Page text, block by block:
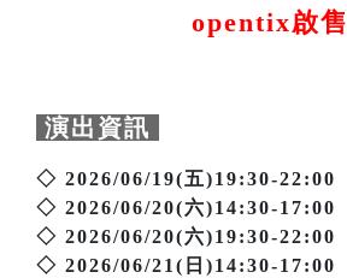
opentix啟售
演出資訊
◇ 2026/06/19(五)19:30-22:00
◇ 2026/06/20(六)14:30-17:00
◇ 2026/06/20(六)19:30-22:00
◇ 2026/06/21(日)14:30-17:00